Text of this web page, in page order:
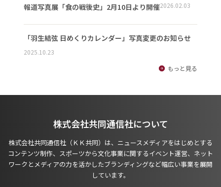
報道写真展「食の戦後史」2月10日より開催2026.02.03
「羽生結弦 日めくりカレンダー」写真変更のお知らせ
2025.10.23
もっと見る
株式会社共同通信社について
株式会社共同通信社（ＫＫ共同）は、ニュースメディアをはじめとする
コンテンツ制作、スポーツから文化事業に関するイベント運営、ネット
ワークとメディアの力を活かしたブランディングなど幅広い事業を展開
しています。